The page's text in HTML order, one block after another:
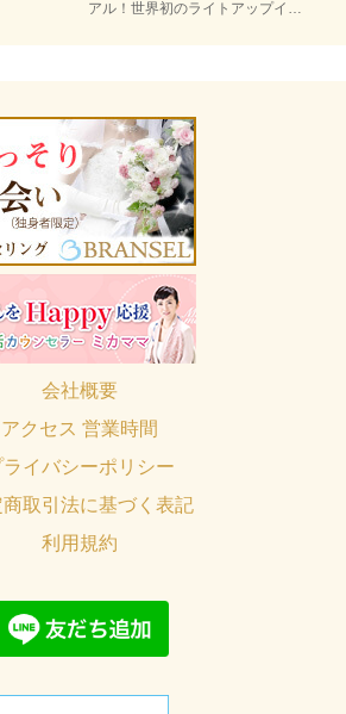
アル！世界初のライトアップイ…
会社概要
アクセス 営業時間
ライバシーポリシー
取引法に基づく表記
利用規約